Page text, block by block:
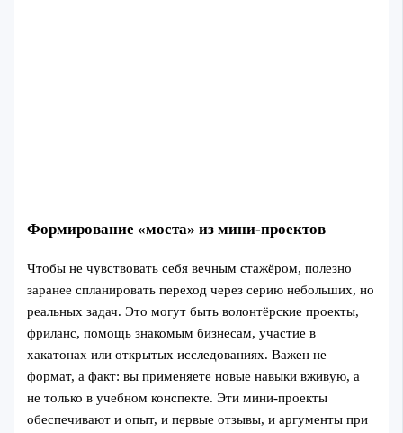
Формирование «моста» из мини-проектов
Чтобы не чувствовать себя вечным стажёром, полезно
заранее спланировать переход через серию небольших, но
реальных задач. Это могут быть волонтёрские проекты,
фриланс, помощь знакомым бизнесам, участие в
хакатонах или открытых исследованиях. Важен не
формат, а факт: вы применяете новые навыки вживую, а
не только в учебном конспекте. Эти мини-проекты
обеспечивают и опыт, и первые отзывы, и аргументы при